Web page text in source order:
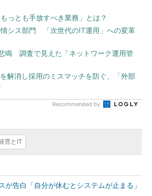
っとも手放すべき業務」とは？
シス部門 「次世代のIT運用」への変革
鳴 調査で見えた「ネットワーク運用管
解消し採用のミスマッチを防ぐ、「外部
Recommended by
営とIT
が告白「自分が休むとシステムが止まる」